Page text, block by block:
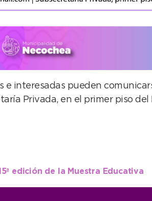
e interesadas pueden
Privada, en el primer piso del
edición de la Muestra Educativa